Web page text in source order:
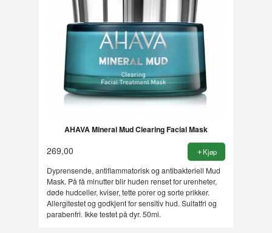
AHAVA Mineral Mud Clearing Facial Mask
269,00 Kjøp
Dyprensende, antiflammatorisk og antibakteriell Mud
Mask. På få minutter blir huden renset for urenheter,
døde hudceller, kviser, tette porer og sorte prikker.
Allergitestet og godkjent for sensitiv hud. Sulfatfri og
parabenfri. Ikke testet på dyr. 50ml.